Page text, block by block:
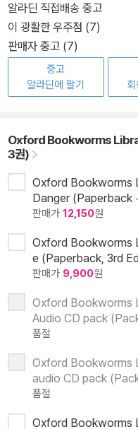
알라딘 직접배송 중고
이 광활한 우주점 (7)
판매자 중고 (7)
중고
알라딘에 팔기
Oxford Bookworms
3권)
Oxford Bookworms
Danger (Paperback
판매가 12,150원
Oxford Bookworms
e (Paperback, 3rd
판매가 9,900원
Oxford Bookworms
Audio CD pack
품절
Oxford Bookworms
audio CD pack
품절
Oxford Bookworms